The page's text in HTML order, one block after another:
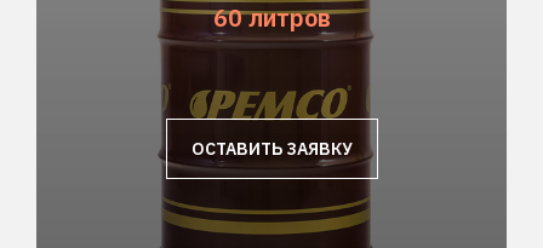
60 литров
ОСТАВИТЬ ЗАЯВКУ